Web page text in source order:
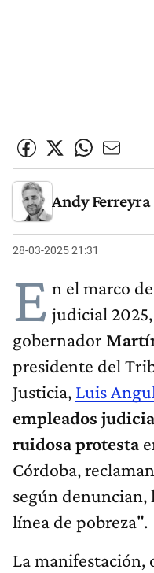
Andy Ferreyra
28-03-2025 21:31
E n el marco
judicial
gobernador
presidente del
Justicia, Luis
empleados
ruidosa protesta
Córdoba,
según
línea de pobreza".
La manifestación,